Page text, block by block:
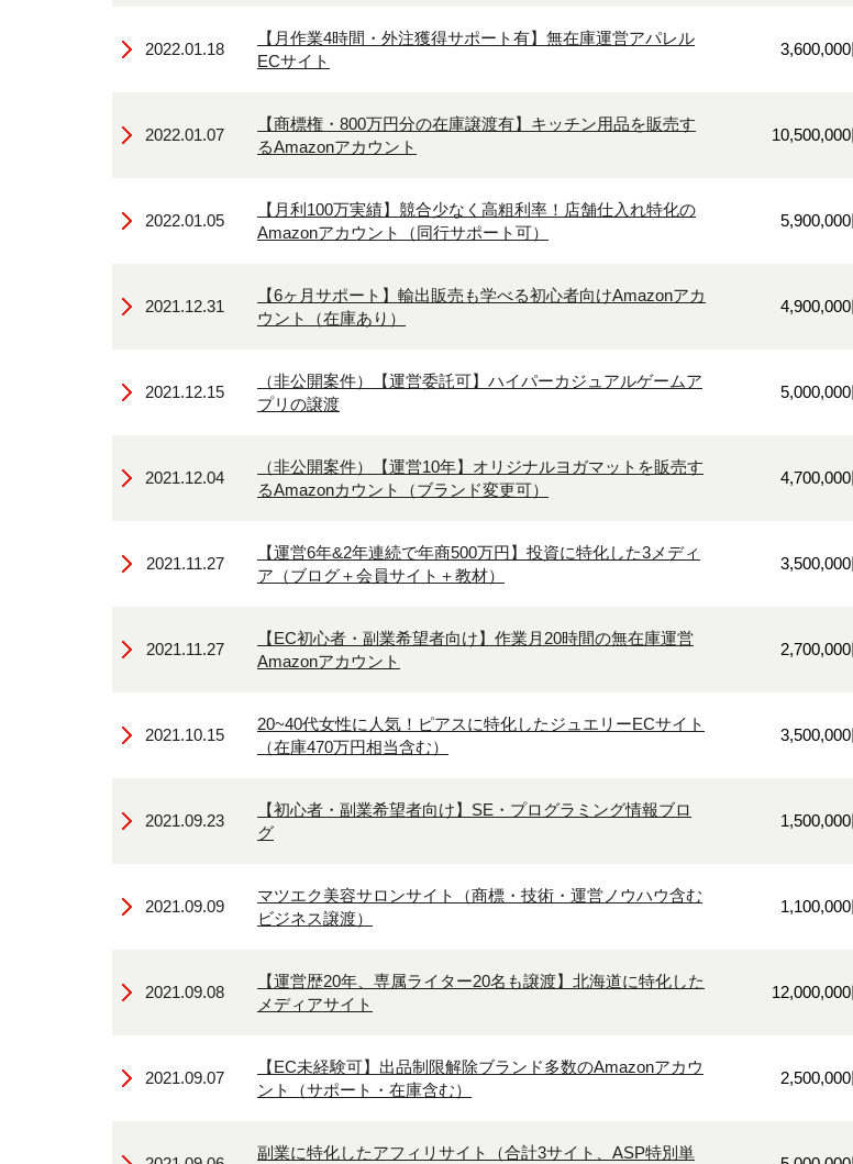
2022.01.18
【月作業4時間・外注獲得サポート有】無在庫運営アパレル
ECサイト
2022.01.07
【商標権・800万円分の在庫譲渡有】キッチン用品を販売す
るAmazonアカウント
2022.01.05
【月利100万実績】競合少なく高粗利率！店舗仕入れ特化の
Amazonアカウント（同行サポート可）
2021.12.31
【6ヶ月サポート】輸出販売も学べる初心者向けAmazonアカ
ウント（在庫あり）
2021.12.15
（非公開案件）【運営委託可】ハイパーカジュアルゲームア
プリの譲渡
2021.12.04
（非公開案件）【運営10年】オリジナルヨガマットを販売す
るAmazonカウント（ブランド変更可）
2021.11.27
【運営6年&2年連続で年商500万円】投資に特化した3メディ
ア（ブログ＋会員サイト＋教材）
2021.11.27
【EC初心者・副業希望者向け】作業月20時間の無在庫運営
Amazonアカウント
2021.10.15
20~40代女性に人気！ピアスに特化したジュエリーECサイト
（在庫470万円相当含む）
2021.09.23
【初心者・副業希望者向け】SE・プログラミング情報ブロ
グ
2021.09.09
マツエク美容サロンサイト（商標・技術・運営ノウハウ含む
ビジネス譲渡）
2021.09.08
【運営歴20年、専属ライター20名も譲渡】北海道に特化した
メディアサイト
2021.09.07
【EC未経験可】出品制限解除ブランド多数のAmazonアカウ
ント（サポート・在庫含む）
副業に特化したアフィリサイト（合計3サイト、ASP特別単